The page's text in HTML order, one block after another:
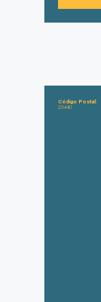
Código Postal:
23440